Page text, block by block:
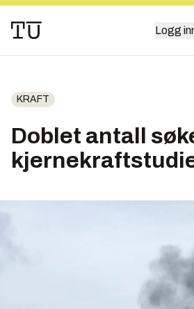
Logg
KRAFT
Doblet antall